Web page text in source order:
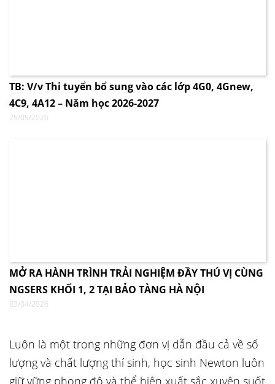
TB: V/v Thi tuyển bổ sung vào các lớp 4G0, 4Gnew,
4C9, 4A12 – Năm học 2026-2027
25/05/2026
MỞ RA HÀNH TRÌNH TRẢI NGHIỆM ĐẦY THÚ VỊ CÙNG
NGSERS KHỐI 1, 2 TẠI BẢO TÀNG HÀ NỘI
03/04/2026
Luôn là một trong những đơn vị dẫn đầu cả về số
lượng và chất lượng thí sinh, học sinh Newton luôn
giữ vững phong độ và thể hiện xuất sắc xuyên suốt